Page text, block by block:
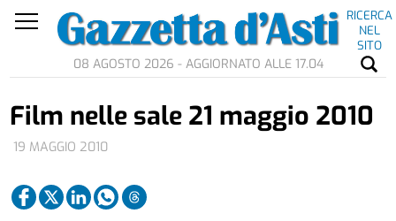
RICERCA
NEL
SITO
08 AGOSTO 2026 - AGGIORNATO ALLE 17.04
19 MAGGIO 2010
Film nelle sale 21 maggio 2010